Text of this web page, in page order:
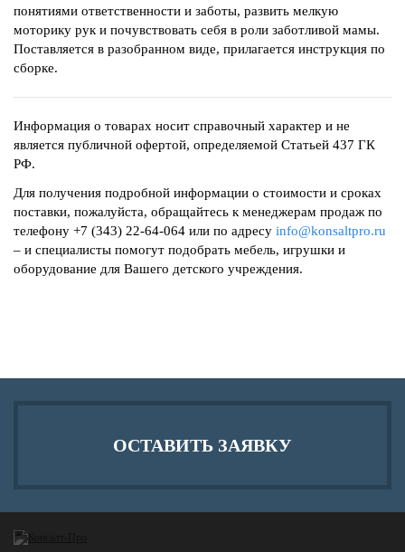
понятиями ответственности и заботы, развить мелкую
моторику рук и почувствовать себя в роли заботливой мамы.
Поставляется в разобранном виде, прилагается инструкция по
сборке.
Информация о товарах носит справочный характер и не
является публичной офертой, определяемой Статьей 437 ГК
РФ.
Для получения подробной информации о стоимости и сроках
поставки, пожалуйста, обращайтесь к менеджерам продаж по
телефону +7 (343) 22-64-064 или по адресу info@konsaltpro.ru
– и специалисты помогут подобрать мебель, игрушки и
оборудование для Вашего детского учреждения.
ОСТАВИТЬ ЗАЯВКУ